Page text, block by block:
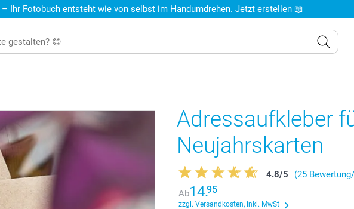
– Ihr Fotobuch entsteht wie von selbst im Handumdrehen. Jetzt erstellen 📖
Adressaufkleber
Neujahrskarten
4.8/5
(25
Ab14.95
zzgl. Versandkosten, inkl. MwSt